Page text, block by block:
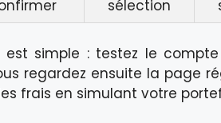
sélection
est simple : testez le
regardez ensuite la page
frais en simulant votre